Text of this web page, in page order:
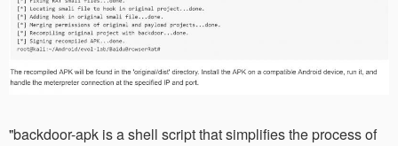
"backdoor-apk is a shell script that simplifies the process of